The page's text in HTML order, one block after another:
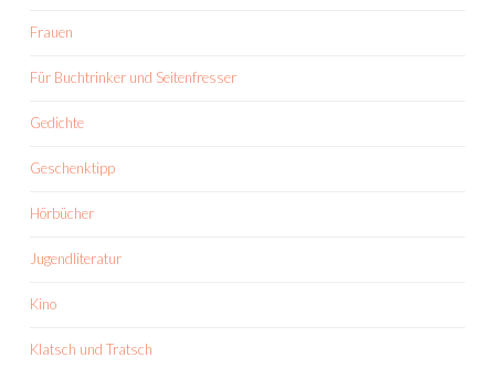
Frauen
Für Buchtrinker und Seitenfresser
Gedichte
Geschenktipp
Hörbücher
Jugendliteratur
Kino
Klatsch und Tratsch